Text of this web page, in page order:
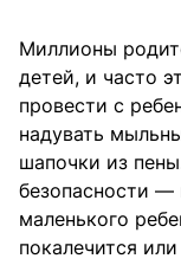
Миллионы
детей, и часто
провести с
надувать
шапочки из
безопасности
маленького
покалечится